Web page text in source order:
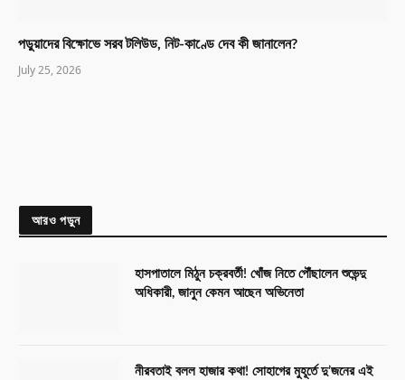
পড়ুয়াদের বিক্ষোভে সরব টলিউড, নিট-কাণ্ডে দেব কী জানালেন?
July 25, 2026
আরও পড়ুন
হাসপাতালে মিঠুন চক্রবর্তী! খোঁজ নিতে পৌঁছালেন শুভেন্দু
অধিকারী, জানুন কেমন আছেন অভিনেতা
নীরবতাই বলল হাজার কথা! সোহাগের মুহূর্তে দু’জনের এই